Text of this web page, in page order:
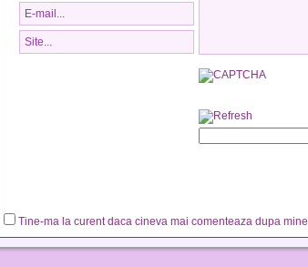
Tine-ma la curent daca cineva mai comenteaza dupa mine